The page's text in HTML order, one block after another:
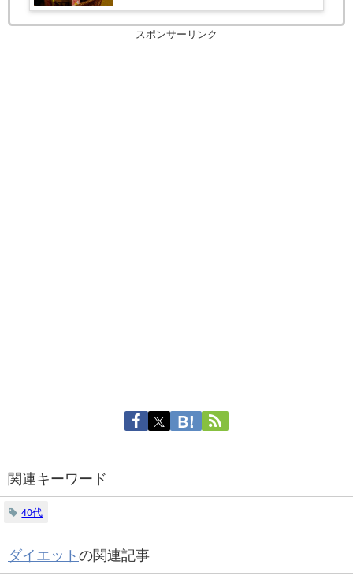
スポンサーリンク
関連キーワード
40代
ダイエットの関連記事